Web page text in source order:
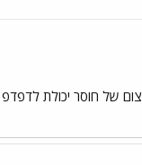
של חוסר יכולת